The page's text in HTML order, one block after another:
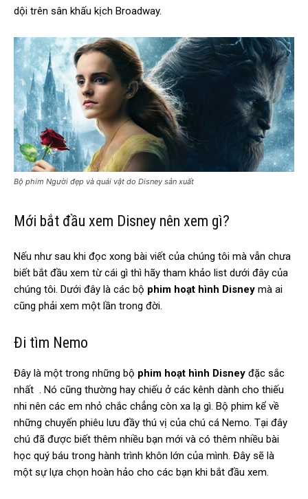
dội trên sân khấu kịch Broadway.
Bộ phim Người đẹp và quái vật do Disney sản xuất
Mới bắt đầu xem Disney nên xem gì?
Nếu như sau khi đọc xong bài viết của chúng tôi mà vẫn chưa
biết bắt đầu xem từ cái gì thì hãy tham khảo list dưới đây của
chúng tôi. Dưới đây là các bộ phim hoạt hình Disney mà ai
cũng phải xem một lần trong đời.
Đi tìm Nemo
Đây là một trong những bộ phim hoạt hình Disney đặc sắc
nhất . Nó cũng thường hay chiếu ở các kênh dành cho thiếu
nhi nên các em nhỏ chắc chẳng còn xa lạ gì. Bộ phim kể về
những chuyến phiêu lưu đầy thú vị của chú cá Nemo. Tại đây
chú đã được biết thêm nhiều bạn mới và có thêm nhiều bài
học quý báu trong hành trình khôn lớn của mình. Đây sẽ là
một sự lựa chọn hoàn hảo cho các bạn khi bắt đầu xem.